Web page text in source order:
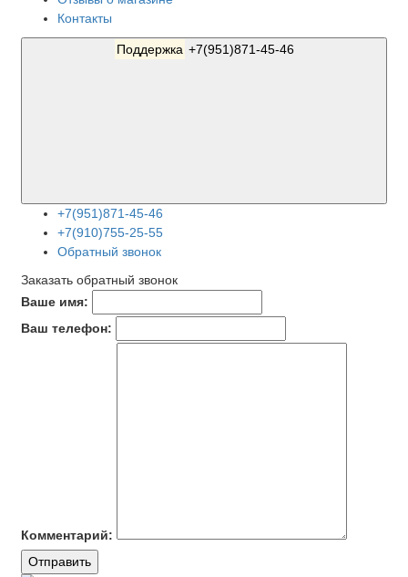
Контакты
Поддержка +7(951)871-45-46
+7(951)871-45-46
+7(910)755-25-55
Обратный звонок
Заказать обратный звонок
Ваше имя:
Ваш телефон:
Комментарий:
Отправить